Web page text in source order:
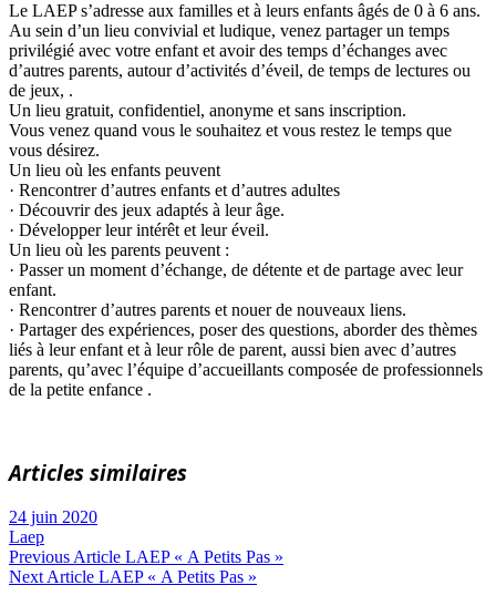
Le LAEP s’adresse aux familles et à leurs enfants âgés de 0 à 6 ans.
Au sein d’un lieu convivial et ludique, venez partager un temps
privilégié avec votre enfant et avoir des temps d’échanges avec
d’autres parents, autour d’activités d’éveil, de temps de lectures ou
de jeux, .
Un lieu gratuit, confidentiel, anonyme et sans inscription.
Vous venez quand vous le souhaitez et vous restez le temps que
vous désirez.
Un lieu où les enfants peuvent
· Rencontrer d’autres enfants et d’autres adultes
· Découvrir des jeux adaptés à leur âge.
· Développer leur intérêt et leur éveil.
Un lieu où les parents peuvent :
· Passer un moment d’échange, de détente et de partage avec leur
enfant.
· Rencontrer d’autres parents et nouer de nouveaux liens.
· Partager des expériences, poser des questions, aborder des thèmes
liés à leur enfant et à leur rôle de parent, aussi bien avec d’autres
parents, qu’avec l’équipe d’accueillants composée de professionnels
de la petite enfance .
Articles similaires
24 juin 2020
Laep
Navigation
Previous ArticlePrevious
Post:
LAEP « A Petits Pas »
Next ArticleNext
LAEP « A Petits Pas »